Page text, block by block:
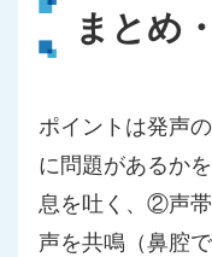
まとめ
ポイントは発声
に問題があるか
息を吐く、②声
声を共鳴（鼻腔